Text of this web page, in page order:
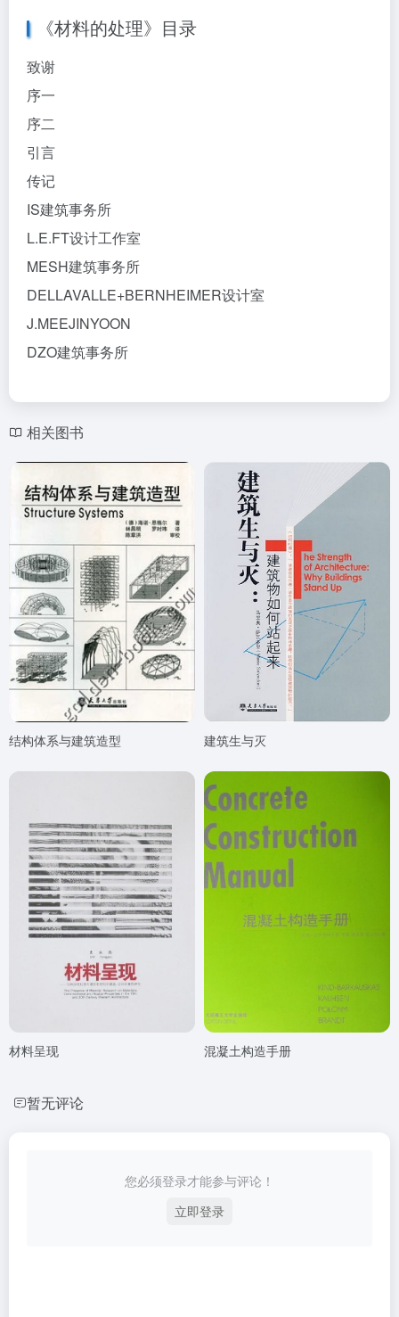
《材料的处理》目录
致谢
序一
序二
引言
传记
IS建筑事务所
L.E.FT设计工作室
MESH建筑事务所
DELLAVALLE+BERNHEIMER设计室
J.MEEJINYOON
DZO建筑事务所
相关图书
结构体系与建筑造型 建筑生与灭
材料呈现 混凝土构造手册
暂无评论
您必须登录才能参与评论！
立即登录